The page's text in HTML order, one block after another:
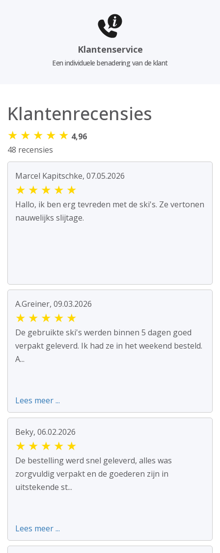
Klantenservice
Een individuele benadering van de klant
Klantenrecensies
★ ★ ★ ★ ★ 4,96
48 recensies
Marcel Kapitschke, 07.05.2026
★ ★ ★ ★ ★
Hallo, ik ben erg tevreden met de ski's. Ze vertonen
nauwelijks slijtage.
A.Greiner, 09.03.2026
★ ★ ★ ★ ★
De gebruikte ski's werden binnen 5 dagen goed
verpakt geleverd. Ik had ze in het weekend besteld.
A...
Lees meer ...
Beky, 06.02.2026
★ ★ ★ ★ ★
De bestelling werd snel geleverd, alles was
zorgvuldig verpakt en de goederen zijn in
uitstekende st...
Lees meer ...